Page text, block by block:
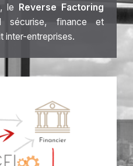
le
Reverse Factoring
finance et
inter-entreprises.